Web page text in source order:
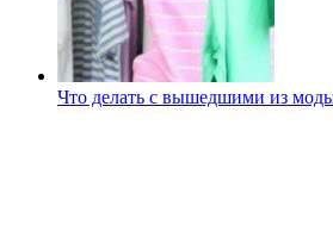
Что делать с вышедшими из